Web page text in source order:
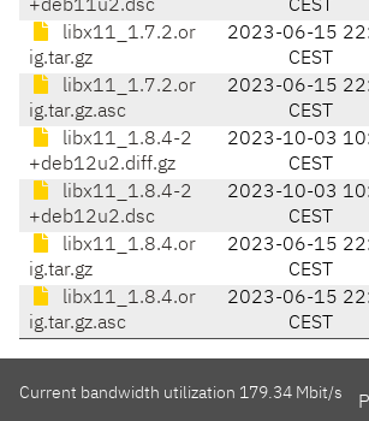
+deb11u2.dsc
CEST
libx11_1.7.2.or
ig.tar.gz
2023-06-15
CEST
libx11_1.7.2.or
ig.tar.gz.asc
2023-06-15
CEST
libx11_1.8.4-2
+deb12u2.diff.gz
2023-10-03
CEST
libx11_1.8.4-2
+deb12u2.dsc
2023-10-03
CEST
libx11_1.8.4.or
ig.tar.gz
2023-06-15
CEST
libx11_1.8.4.or
ig.tar.gz.asc
2023-06-15
CEST
Current bandwidth utilization 179.34 Mbit/s